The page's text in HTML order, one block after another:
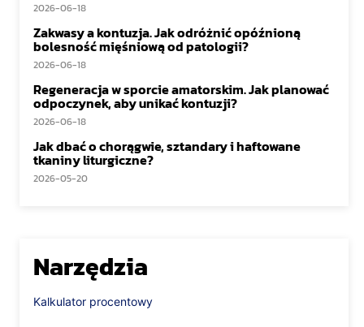
2026-06-18
Zakwasy a kontuzja. Jak odróżnić opóźnioną
bolesność mięśniową od patologii?
2026-06-18
Regeneracja w sporcie amatorskim. Jak planować
odpoczynek, aby unikać kontuzji?
2026-06-18
Jak dbać o chorągwie, sztandary i haftowane
tkaniny liturgiczne?
2026-05-20
Narzędzia
Kalkulator procentowy